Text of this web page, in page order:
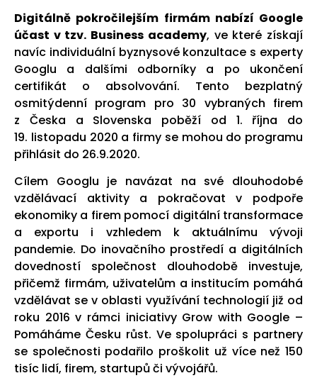
Digitálně pokročilejším firmám nabízí Google
účast v tzv. Business academy, ve které získají
navíc individuální byznysové konzultace s experty
Googlu a dalšími odborníky a po ukončení
certifikát o absolvování. Tento bezplatný
osmitýdenní program pro 30 vybraných firem
z Česka a Slovenska poběží od 1. října do
19. listopadu 2020 a firmy se mohou do programu
přihlásit do 26.9.2020.
Cílem Googlu je navázat na své dlouhodobé
vzdělávací aktivity a pokračovat v podpoře
ekonomiky a firem pomocí digitální transformace
a exportu i vzhledem k aktuálnímu vývoji
pandemie. Do inovačního prostředí a digitálních
dovedností společnost dlouhodobě investuje,
přičemž firmám, uživatelům a institucím pomáhá
vzdělávat se v oblasti využívání technologií již od
roku 2016 v rámci iniciativy Grow with Google –
Pomáháme Česku růst. Ve spolupráci s partnery
se společnosti podařilo proškolit už více než 150
tisíc lidí, firem, startupů či vývojářů.